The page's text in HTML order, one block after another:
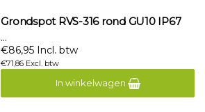
Grondspot RVS-316 rond GU10 IP67
...
€86,95 Incl. btw
€71,86 Excl. btw
In winkelwagen